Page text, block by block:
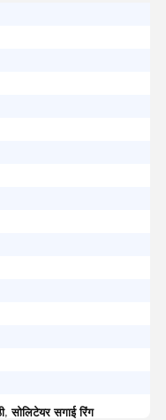
,सोलिटेयर सगाई रिंग